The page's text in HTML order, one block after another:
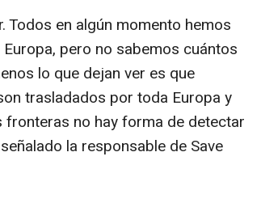
en algún momento hemos
pero no sabemos cuántos
lo que dejan ver es que
trasladados por toda Europa y
no hay forma de detectar
la responsable de Save